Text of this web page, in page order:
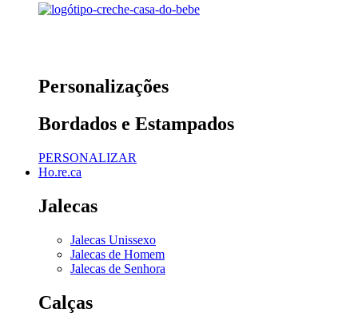
Personalizações
Bordados e Estampados
PERSONALIZAR
Ho.re.ca
Jalecas
Jalecas Unissexo
Jalecas de Homem
Jalecas de Senhora
Calças